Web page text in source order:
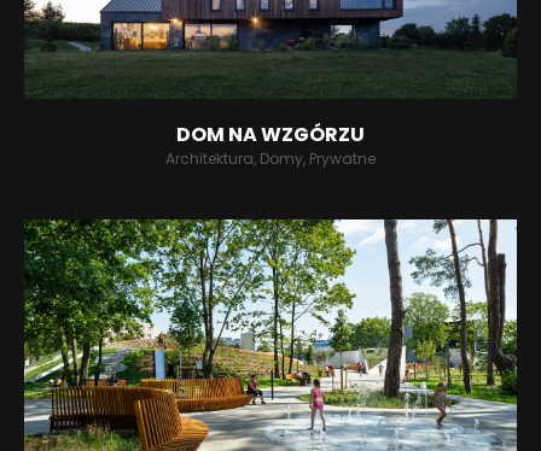
DOM NA WZGÓRZU
Architektura, Domy, Prywatne